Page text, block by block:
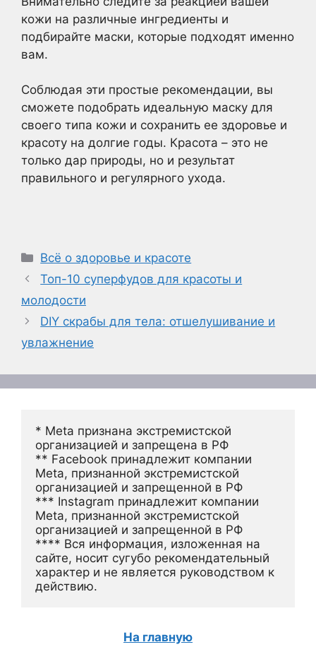
кожи на различные ингредиенты и
подбирайте маски, которые подходят именно
вам.
Соблюдая эти простые рекомендации, вы
сможете подобрать идеальную маску для
своего типа кожи и сохранить ее здоровье и
красоту на долгие годы. Красота – это не
только дар природы, но и результат
правильного и регулярного ухода.
Рубрики
Всё о здоровье и красоте
Топ-10 суперфудов для красоты и
молодости
DIY скрабы для тела: отшелушивание и
увлажнение
* Meta признана экстремистской
организацией и запрещена в РФ
** Facebook принадлежит компании
Meta, признанной экстремистской
организацией и запрещенной в РФ
*** Instagram принадлежит компании
Meta, признанной экстремистской
организацией и запрещенной в РФ
**** Вся информация, изложенная на
сайте, носит сугубо рекомендательный
характер и не является руководством к
действию.
На главную